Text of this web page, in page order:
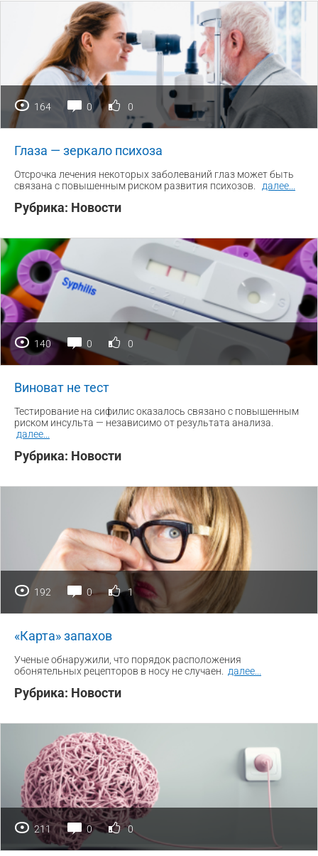
164 0 0
Глаза — зеркало психоза
Отсрочка лечения некоторых заболеваний глаз может быть
связана с повышенным риском развития психозов.
далее
Рубрика: Новости
140 0 0
Виноват не тест
Тестирование на сифилис оказалось связано с повышенным
риском инсульта — независимо от результата анализа.
далее
Рубрика: Новости
192 0 1
«Карта» запахов
Ученые обнаружили, что порядок расположения
обонятельных рецепторов в носу не случаен.
далее
Рубрика: Новости
211 0 0